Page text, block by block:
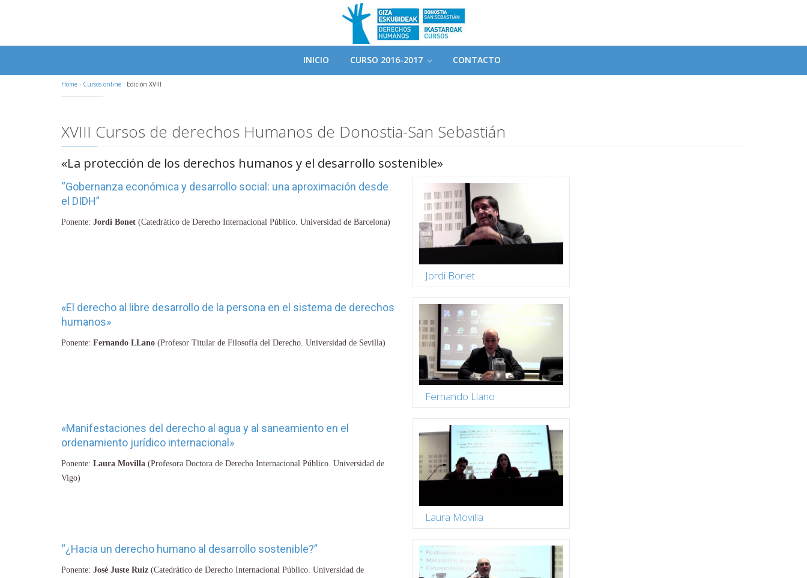
INICIO CURSO 2016-2017 CONTACTO
Home · Cursos online : Edición XVIII
XVIII Cursos de derechos Humanos de Donostia-San Sebastián
«La protección de los derechos humanos y el desarrollo sostenible»
“Gobernanza económica y desarrollo social: una aproximación desde
el DIDH”
Ponente: Jordi Bonet (Catedrático de Derecho Internacional Público. Universidad de Barcelona)
Jordi Bonet
«El derecho al libre desarrollo de la persona en el sistema de derechos
humanos»
Ponente: Fernando LLano (Profesor Titular de Filosofía del Derecho. Universidad de Sevilla)
Fernando Llano
«Manifestaciones del derecho al agua y al saneamiento en el
ordenamiento jurídico internacional»
Ponente: Laura Movilla (Profesora Doctora de Derecho Internacional Público. Universidad de
Vigo)
Laura Movilla
“¿Hacia un derecho humano al desarrollo sostenible?”
Ponente: José Juste Ruiz (Catedrático de Derecho Internacional Público. Universidad de